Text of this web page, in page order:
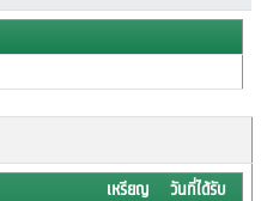
เหรียญ
วันที่ได้รับ